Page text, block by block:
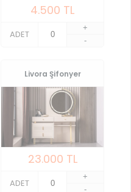
4.500 TL
ADET
+
-
Livora Şifonyer
23.000 TL
ADET
+
-